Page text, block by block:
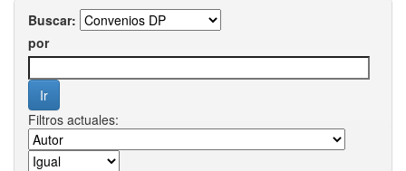
Buscar:
por
Filtros actuales: